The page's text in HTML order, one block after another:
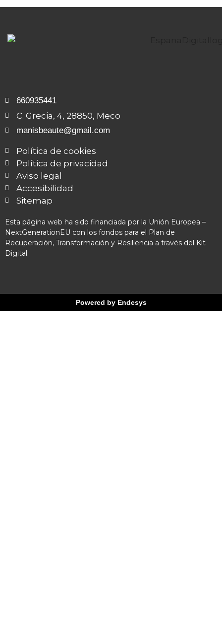
660935441
C. Grecia, 4, 28850, Meco
manisbeaute@gmail.com
Política de cookies
Política de privacidad
Aviso legal
Accesibilidad
Sitemap
Esta página web ha sido financiada por la Unión Europea –
NextGenerationEU con los fondos para el Plan de
Recuperación, Transformación y Resiliencia a través del Kit
Digital.
Powered by Endesys